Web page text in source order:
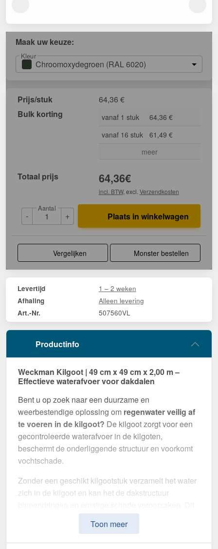
Maak uw keuze:
Kleur
Chroomoxydegroen (RAL 6020)
Prijs/stuk 64,36 €
Bulk korting
vanaf 1 stuk
64,36 €
vanaf 16 stuk
61,49 €
meer
Totaal prijs 64,36€
incl. BTW, excl. Verzendkosten
-
Aantal
+ Plaats in winkelwagen
Vergelijken Monster bestellen
Levertijd 1 – 2 weken
Afhaling Alleen levering
Art.-Nr. 507560VL
Productinfo
Weckman Kilgoot | 49 cm x 49 cm x 2,00 m –
Effectieve waterafvoer voor dakdalen
Bent u op zoek naar een duurzame en
weerbestendige oplossing om regenwater veilig af
te voeren in de kilgoot? De kilgoot zorgt voor een
gecontroleerde waterafvoer in de kilgoten,
beschermt de onderliggende structuur en voorkomt
vochtschade.
Zonder een geschikt kilgootstuk verzamelt het water
zich in de kilgoot en kan het de dakstructuur
kilgootstuk is speciaal ontwikkeld om
betrouwbare wijze af te voeren
lange termijn te beschermen. Het maakt indruk met
Toon meer